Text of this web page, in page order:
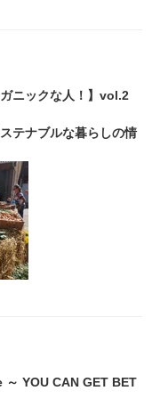
ニックな人！】vol.2
テナブルな暮らしの情
YOU CAN GET BET